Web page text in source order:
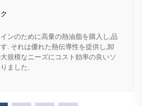
ンのために高量の熱油脂を購入し,品
. それは優れた熱伝導性を提供し,卸
規模なニーズにコスト効率の良いソ
ました.